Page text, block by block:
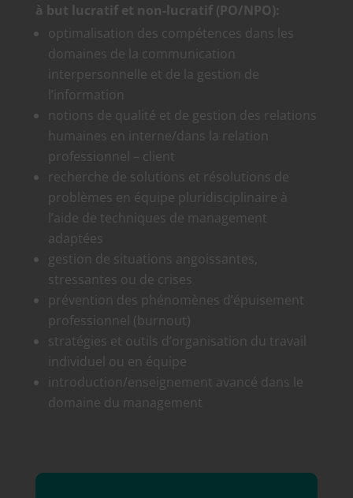
à but lucratif et non-lucratif (PO/NPO):
optimalisation des compétences dans les
domaines de la communication
interpersonnelle et de la gestion de
l’information
notions de qualité et de gestion des relations
humaines en interne/dans la relation
professionnel – client
recherche de solutions et résolutions de
problèmes en équipe pluridisciplinaire à
l’aide de techniques de management
adaptées
gestion de situations angoissantes,
stressantes ou de crises
prévention des phénomènes d’épuisement
professionnel (burnout)
stratégies et outils d’organisation du travail
individuel ou en équipe
introduction/enseignement avancé dans le
domaine du management